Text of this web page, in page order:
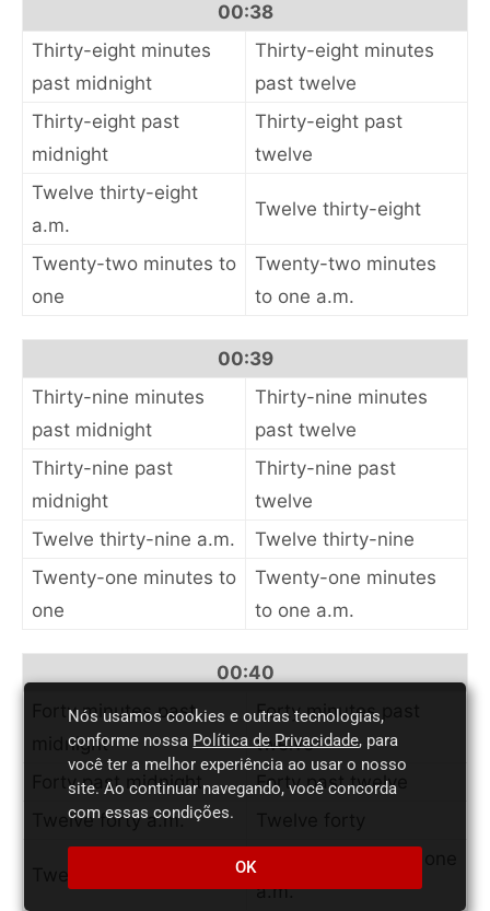
00:38
Thirty-eight minutes
past midnight
Thirty-eight minutes
past twelve
Thirty-eight past
midnight
Thirty-eight past
twelve
Twelve thirty-eight
a.m.
Twelve thirty-eight
Twenty-two minutes to
one
Twenty-two minutes
to one a.m.
00:39
Thirty-nine minutes
past midnight
Thirty-nine minutes
past twelve
Thirty-nine past
midnight
Thirty-nine past
twelve
Twelve thirty-nine a.m.
Twelve thirty-nine
Twenty-one minutes to
one
Twenty-one minutes
to one a.m.
00:40
Forty minutes past
midnight
Forty minutes past
twelve
Forty past midnight
Forty past twelve
Twelve forty a.m.
a.m.
Nós usamos cookies e outras tecnologias,
conforme nossa Política de Privacidade, para
você ter a melhor experiência ao usar o nosso
site. Ao continuar navegando, você concorda
com essas condições.
OK